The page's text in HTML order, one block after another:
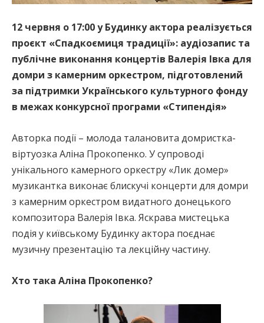
12 червня о 17:00 у Будинку актора реалізується
проєкт «Спадкоємиця традиції»: аудіозапис та
публічне виконання концертів Валерія Івка для
домри з камерним оркестром, підготовлений
за підтримки Українського культурного фонду
в межах конкурсної програми «Стипендія»
Авторка події – молода талановита домристка-
віртуозка Аліна Прокопенко. У супроводі
унікального камерного оркестру «Лик домер»
музикантка виконає блискучі концерти для домри
з камерним оркестром видатного донецького
композитора Валерія Івка. Яскрава мистецька
подія у київському Будинку актора поєднає
музичну презентацію та лекційну частину.
Хто така Аліна Прокопенко?